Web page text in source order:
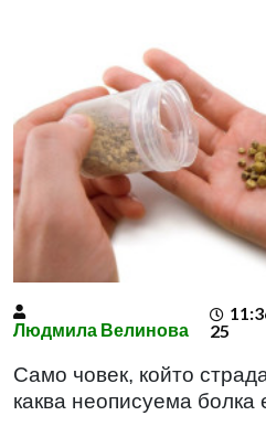
Людмила Велинова
25
Само човек, който
каква неописуема болка